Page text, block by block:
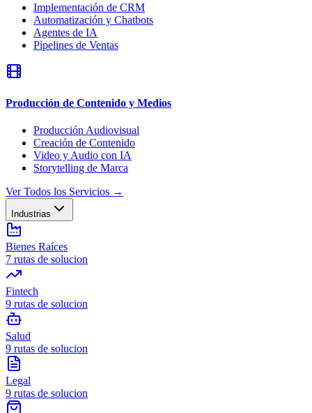
Implementación de CRM
Automatización y Chatbots
Agentes de IA
Pipelines de Ventas
Producción de Contenido y Medios
Producción Audiovisual
Creación de Contenido
Video y Audio con IA
Storytelling de Marca
Ver Todos los Servicios →
Industrias
Bienes Raíces
7 rutas de solucion
Fintech
9 rutas de solucion
Salud
9 rutas de solucion
Legal
9 rutas de solucion